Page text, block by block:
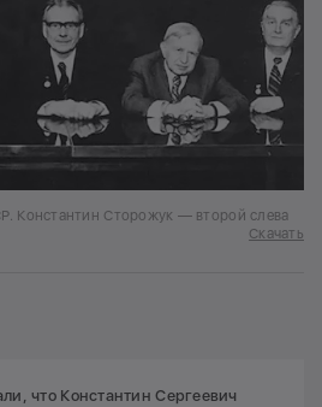
Константин Сторожук — второй слева
Скачать
что Константин Сергеевич